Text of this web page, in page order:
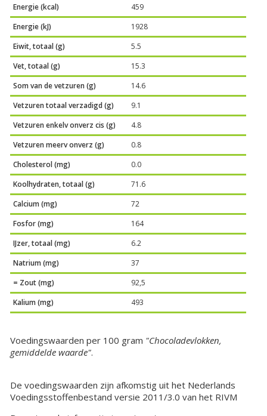
Energie (kcal)
459
Energie (kJ)
1928
Eiwit, totaal (g)
5.5
Vet, totaal (g)
15.3
Som van de vetzuren (g)
14.6
Vetzuren totaal verzadigd (g)
9.1
Vetzuren enkelv onverz cis (g)
4.8
Vetzuren meerv onverz (g)
0.8
Cholesterol (mg)
0.0
Koolhydraten, totaal (g)
71.6
Calcium (mg)
72
Fosfor (mg)
164
IJzer, totaal (mg)
6.2
Natrium (mg)
37
= Zout (mg)
92,5
Kalium (mg)
493
Voedingswaarden per 100 gram "Chocoladevlokken,
gemiddelde waarde".
De voedingswaarden zijn afkomstig uit het Nederlands
Voedingsstoffenbestand versie 2011/3.0 van het RIVM